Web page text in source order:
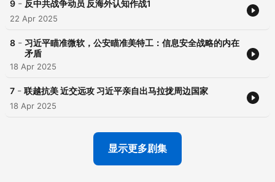
9 - 反中共战争动员 反海外认知作战1
22 Apr 2025
8 - 习近平瞄准微软，公安瞄准美特工：信息安全战略的内在
矛盾
18 Apr 2025
7 - 联越抗美 近交远攻 习近平亲自出马拉拢周边国家
18 Apr 2025
显示更多剧集